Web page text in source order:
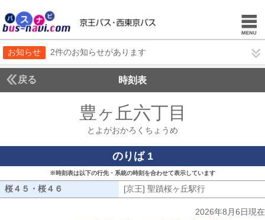
お知らせ 2件のお知らせがあります
戻る 時刻表
豊ヶ丘六丁目
とよがおかろくちょうめ
のりば 1
※時刻表は以下の行先・系統の時刻を合わせて表示しています
桜４５・桜４６ [京王] 聖蹟桜ヶ丘駅行
2026年8月6日現在